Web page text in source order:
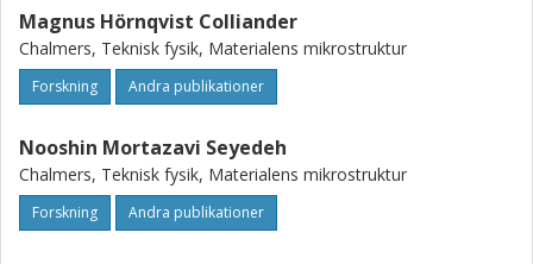
Magnus Hörnqvist Colliander
Chalmers, Teknisk fysik, Materialens mikrostruktur
Forskning Andra publikationer
Nooshin Mortazavi Seyedeh
Chalmers, Teknisk fysik, Materialens mikrostruktur
Forskning Andra publikationer